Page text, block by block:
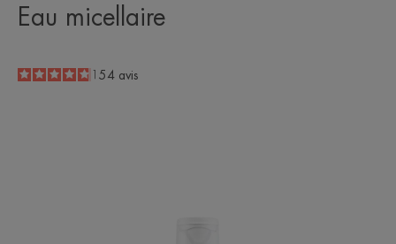
Eau micellaire
4.8
/5154 avis